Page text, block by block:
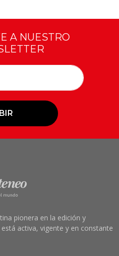
A NUESTRO
pionera en la edición y
activa, vigente y en constante